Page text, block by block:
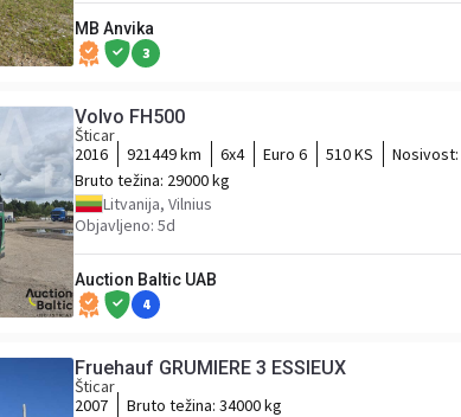
MB Anvika
3
Volvo FH500
Šticar
2016
921449 km 6x4 Euro 6 510 KS Nosivost:
Bruto težina: 29000 kg
Litvanija, Vilnius
Objavljeno: 5d
Auction Baltic UAB
4
Fruehauf GRUMIERE 3 ESSIEUX
Šticar
2007
Bruto težina: 34000 kg